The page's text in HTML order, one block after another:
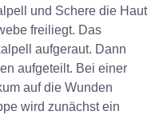
und Schere die Haut
freiliegt. Das
aufgeraut. Dann
aufgeteilt. Bei einer
auf die Wunden
wird zunächst ein